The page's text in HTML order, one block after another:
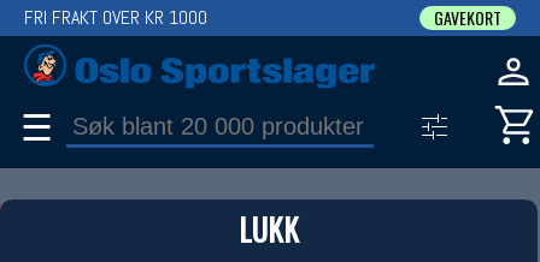
LUKK
FRI FRAKT OVER KR 1000 GAVEKORT
☰
PRODUKT
Produkter (1)